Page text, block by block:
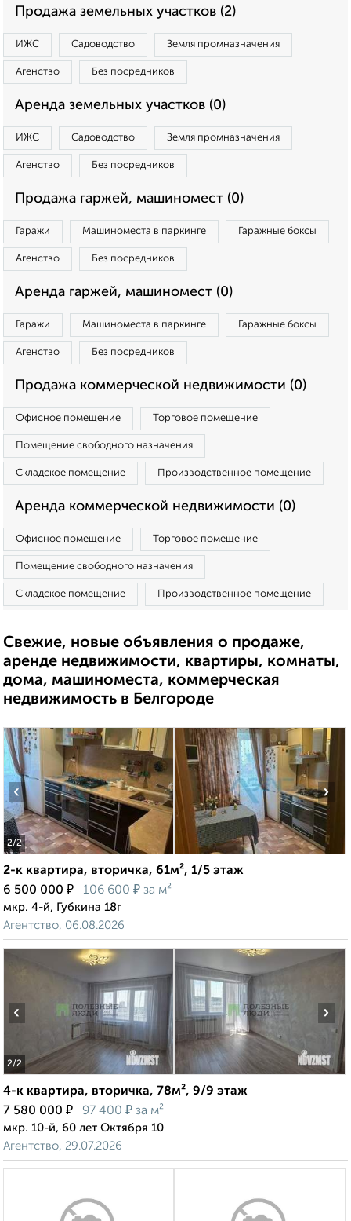
Продажа земельных участков (2)
ИЖС Садоводство Земля промназначения
Агенство Без посредников
Аренда земельных участков (0)
ИЖС Садоводство Земля промназначения
Агенство Без посредников
Продажа гаржей, машиномест (0)
Гаражи Машиноместа в паркинге Гаражные боксы
Агенство Без посредников
Аренда гаржей, машиномест (0)
Гаражи Машиноместа в паркинге Гаражные боксы
Агенство Без посредников
Продажа коммерческой недвижимости (0)
Офисное помещение Торговое помещение
Помещение свободного назначения
Складское помещение Производственное помещение
Аренда коммерческой недвижимости (0)
Офисное помещение Торговое помещение
Помещение свободного назначения
Складское помещение Производственное помещение
Свежие, новые объявления о продаже,
аренде недвижимости, квартиры, комнаты,
дома, машиноместа, коммерческая
недвижимость в Белгороде
2/2
‹ ›
2-к квартира, вторичка, 61м², 1/5 этаж
6 500 000 ₽ 106 600 ₽ за м²
мкр. 4-й, Губкина 18г
Агентство, 06.08.2026
2/2
‹ ›
4-к квартира, вторичка, 78м², 9/9 этаж
7 580 000 ₽ 97 400 ₽ за м²
мкр. 10-й, 60 лет Октября 10
Агентство, 29.07.2026